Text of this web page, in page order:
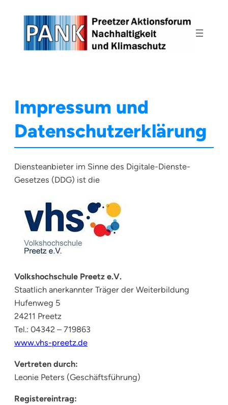
springen
Impressum und
Datenschutzerklärung
Diensteanbieter im Sinne des Digitale-Dienste-
Gesetzes (DDG) ist die
Volkshochschule Preetz e.V.
Staatlich anerkannter Träger der Weiterbildung
Hufenweg 5
24211 Preetz
Tel.: 04342 – 719863
www.vhs-preetz.de
Vertreten durch:
Leonie Peters (Geschäftsführung)
Registereintrag: